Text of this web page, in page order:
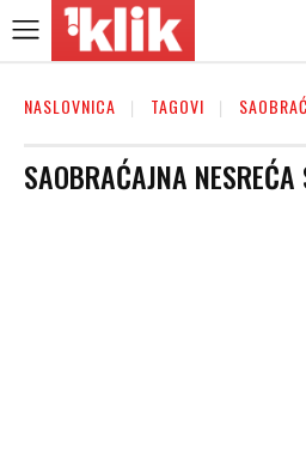
NASLOVNICA TAGOVI
SAOBRAĆAJNA NESREĆA